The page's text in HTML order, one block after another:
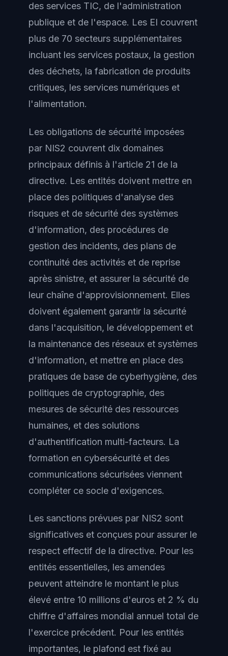
des services TIC, de l'administration
publique et de l'espace. Les EI couvrent
plus de 70 secteurs supplémentaires
incluant les services postaux, la gestion
des déchets, la fabrication de produits
critiques, les services numériques et
l'alimentation.
Les obligations de sécurité imposées
par NIS2 couvrent dix domaines
principaux définis à l'article 21 de la
directive. Les entités doivent mettre en
place des politiques d'analyse des
risques et de sécurité des systèmes
d'information, des procédures de
gestion des incidents, des plans de
continuité des activités et de reprise
après sinistre, et assurer la sécurité de
leur chaîne d'approvisionnement. Elles
doivent également garantir la sécurité
dans l'acquisition, le développement et
la maintenance des réseaux et systèmes
d'information, et mettre en place des
pratiques de base de cyberhygiène, des
politiques de cryptographie, des
mesures de sécurité des ressources
humaines, et des solutions
d'authentification multi-facteurs. La
formation en cybersécurité et des
communications sécurisées viennent
compléter ce socle d'exigences.
Les sanctions prévues par NIS2 sont
significatives et conçues pour assurer le
respect effectif de la directive. Pour les
entités essentielles, les amendes
peuvent atteindre le montant le plus
élevé entre 10 millions d'euros et 2 % du
chiffre d'affaires mondial annuel total de
l'exercice précédent. Pour les entités
importantes, le plafond est fixé au